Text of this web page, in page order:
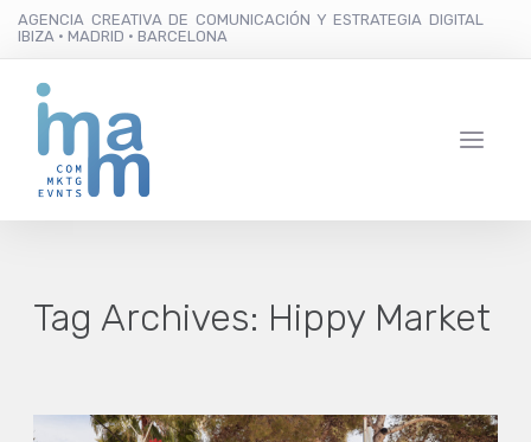
AGENCIA CREATIVA DE COMUNICACIÓN Y ESTRATEGIA DIGITAL
IBIZA · MADRID · BARCELONA
Tag Archives: Hippy Market